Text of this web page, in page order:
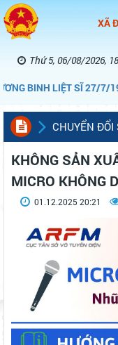
XÃ
Thứ 5, 06/08/2026,
BINH LIỆT SĨ 27/7/
CHUYỂN ĐỔI
KHÔNG SẢN
MICRO KHÔNG
01.12.2025 20:21